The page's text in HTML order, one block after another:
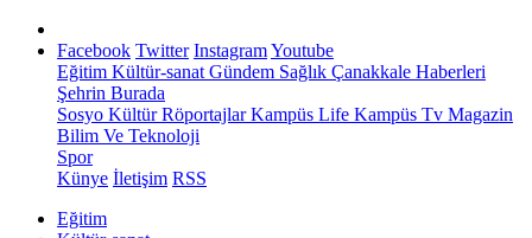
Facebook Twitter InstagramYoutube
Eğitim Kültür-sanat Gündem Sağlık Çanakkale Haberleri
Şehrin Burada
Sosyo KültürRöportajlarKampüs Life Kampüs Tv Magazin
Bilim Ve Teknoloji
Spor
Künye İletişim RSS
Eğitim